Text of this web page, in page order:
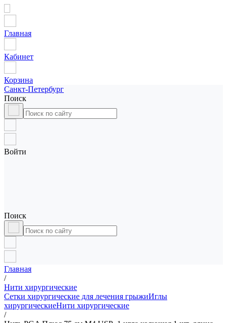
Главная
Кабинет
Корзина
Санкт-Петербург
Поиск
Войти
Поиск
Главная
/
Нити хирургические
Сетки хирургические для лечения грыжиИглы
хирургическиеНити хирургические
/